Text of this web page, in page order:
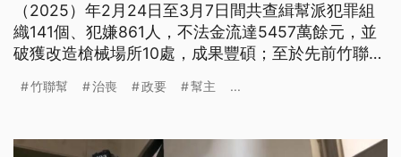
（2025）年2月24日至3月7日間共查緝幫派犯罪組
織141個、犯嫌861人，不法金流達5457萬餘元，並
破獲改造槍械場所10處，成果豐碩；至於先前竹聯幫
名屬於個人行為，但如有不法警方都會依法究辦。
竹聯幫 治喪 政要 幫主 ...